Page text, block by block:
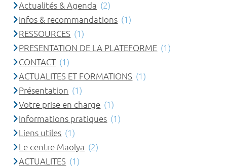
Actualités & Agenda (2)
Infos & recommandations (1)
RESSOURCES (1)
PRESENTATION DE LA PLATEFORME (1)
CONTACT (1)
ACTUALITES ET FORMATIONS (1)
Présentation (1)
Votre prise en charge (1)
Informations pratiques (1)
Liens utiles (1)
Le centre Maolya (2)
ACTUALITES (1)